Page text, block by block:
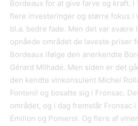
Bordeaux for at give farve og kraft. I
flere investeringer og større fokus i
bl.a. bedre fade. Men det var svære
opnåede området de laveste priser
Bordeaux ifølge den anerkendte
Gérard Milhade. Men siden er det
den kendte vinkonsulent Michel
Fontenil og bosatte sig i Fronsac.
området, og i dag fremstår Fronsac
Émilion og Pomerol. Og flere af